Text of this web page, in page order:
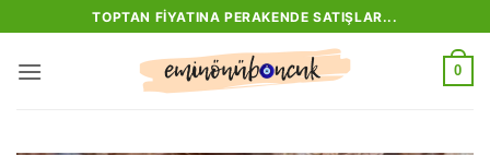
atla
TOPTAN FIYATINA PERAKENDE SATIŞLAR...
0